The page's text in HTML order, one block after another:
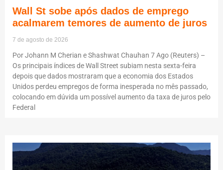
Wall St sobe após dados de emprego
acalmarem temores de aumento de juros
7 de agosto de 2026
Por Johann M Cherian e Shashwat Chauhan 7 Ago (Reuters) –
Os principais índices de Wall Street subiam nesta sexta-feira
depois que dados mostraram que a economia dos Estados
Unidos perdeu empregos de forma inesperada no mês passado,
colocando em dúvida um possível aumento da taxa de juros pelo
Federal